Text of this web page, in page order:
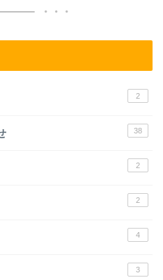
2
38
2
2
4
3